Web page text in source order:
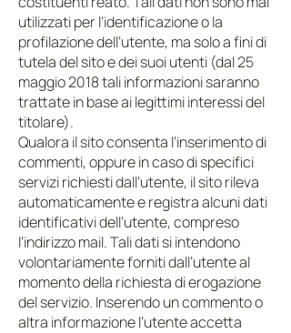
utilizzati per l’identificazione o la
profilazione dell’utente, ma solo a fini di
tutela del sito e dei suoi utenti (dal 25
maggio 2018 tali informazioni saranno
trattate in base ai legittimi interessi del
titolare).
Qualora il sito consenta l’inserimento di
commenti, oppure in caso di specifici
servizi richiesti dall’utente, il sito rileva
automaticamente e registra alcuni dati
identificativi dell’utente, compreso
l’indirizzo mail. Tali dati si intendono
volontariamente forniti dall’utente al
momento della richiesta di erogazione
del servizio. Inserendo un commento o
altra informazione l’utente accetta